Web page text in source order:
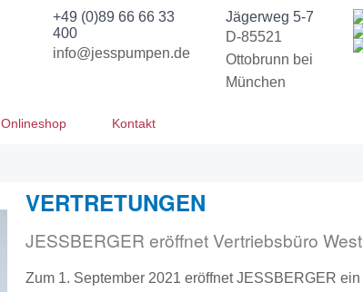
+49 (0)89 66 66 33
400
info@jesspumpen.de
Jägerweg 5-7
D-85521
Ottobrunn bei
München
Onlineshop Kontakt
VERTRETUNGEN
JESSBERGER eröffnet Vertriebsbüro West
Zum 1. September 2021 eröffnet JESSBERGER ein